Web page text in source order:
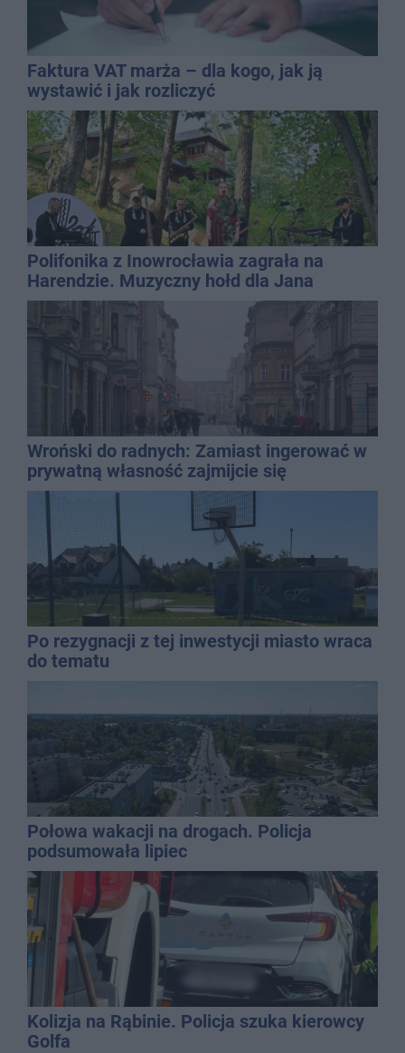
Faktura VAT marża – dla kogo, jak ją
wystawić i jak rozliczyć
Polifonika z Inowrocławia zagrała na
Harendzie. Muzyczny hołd dla Jana
Kasprowicza
Wroński do radnych: Zamiast ingerować w
prywatną własność zajmijcie się
gospodarką
Po rezygnacji z tej inwestycji miasto wraca
do tematu
Połowa wakacji na drogach. Policja
podsumowała lipiec
Kolizja na Rąbinie. Policja szuka kierowcy
Golfa